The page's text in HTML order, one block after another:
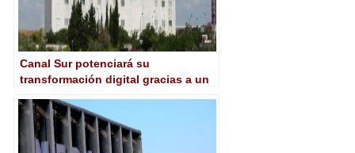
Canal Sur potenciará su
transformación digital gracias a un
Junta de Andalucía